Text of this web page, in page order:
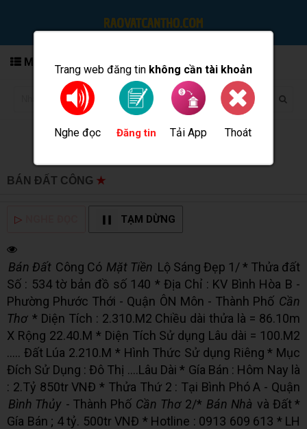
Trang web đăng tin không cần tài khoản
Nghe đọc Đăng tin Tải App Thoát
MENU
BÁN ĐẤT CÔNG ★
▷ TẠM DỪNG
Bán Đất Công Có Mặt Tiền Lộ Sáng Đẹp 1/ * Thửa đất
Số : 534 tờ bản đồ số 140 * Địa Chỉ : KV Bình Hòa B -
Phường Phước Thới - Quận ÔN Môn - Thành Phố Cần
Thơ * Diện Tích : 2.310.M2 Chiều dài thửa là = 86.10m
X Rộng 22.40.M * Diện Tích Sử dụng Lâu dài = 100.M2
..... Đất Lúa 2.210.M * Hình Thức Sử dụng Riêng * Mục
Đích Sử Dụng : Đô Thị ....Lâu Dài * Gía Bán : Hôm Nay là
: 2.Tỷ 850tr VNĐ * Thửa Thứ 2 : Tại Bình Phó A - Quận
Bình Thủy - Thành Phố Cần Thơ 2/* Bán Nhà và Đất *
Gía Bán ; 4 tỷ. 500tr VNĐ * Hotline : 0913 609 613 * LH